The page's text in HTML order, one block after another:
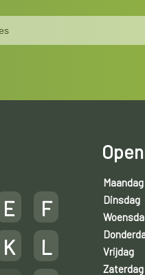
E
F
K
L
Maandag
Dinsdag
Vrijdag
Zaterdag